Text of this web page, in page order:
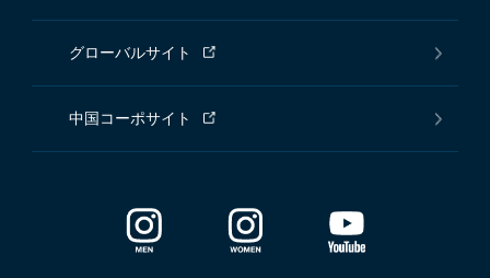
グローバルサイト
中国コーポサイト